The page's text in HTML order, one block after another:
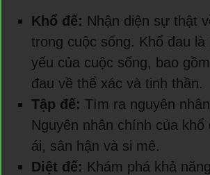
Khổ đế: Nhận diện sự thật
trong cuộc sống. Khổ đau là
yếu của cuộc sống, bao
đau về thể xác và tinh thần.
Tập đế: Tìm ra nguyên
Nguyên nhân chính của khổ
ái, sân hận và si mê.
Diệt đế: Khám phá khả